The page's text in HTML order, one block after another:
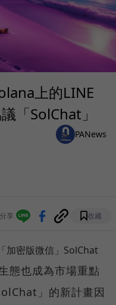
上的LINE
「SolChat」
PANews
分享 收藏
加密版微信」SolChat
態也成為市場重點
」的新計畫因